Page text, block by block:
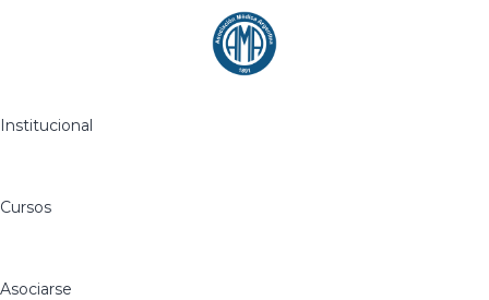
Institucional
Cursos
Asociarse